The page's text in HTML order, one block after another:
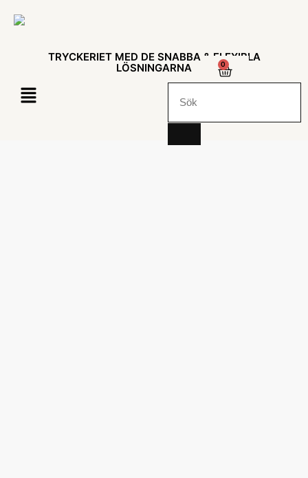
TRYCKERIET MED DE SNABBA & FLEXIBLA
LÖSNINGARNA
0